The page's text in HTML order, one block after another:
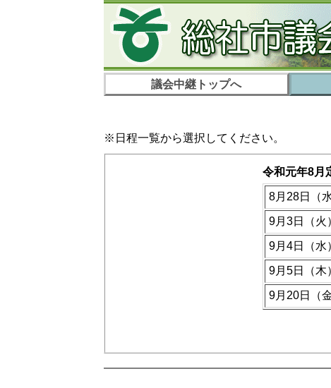
議会中継トップへ
※日程一覧から選択してください。
令和元年8月
8月28日（水
9月3日（火
9月4日（水
9月5日（木
9月20日（金